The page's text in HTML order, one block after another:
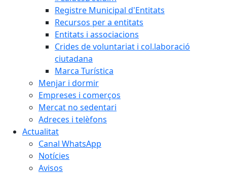
Registre Municipal d'Entitats
Recursos per a entitats
Entitats i associacions
Crides de voluntariat i col.laboració
ciutadana
Marca Turística
Menjar i dormir
Empreses i comerços
Mercat no sedentari
Adreces i telèfons
Actualitat
Canal WhatsApp
Notícies
Avisos